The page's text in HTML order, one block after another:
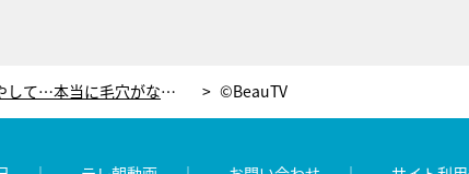
1年“毛穴ケア”に費やして…本当に毛穴がなくなり「毛穴レス」と言われるように！ ©BeauTV